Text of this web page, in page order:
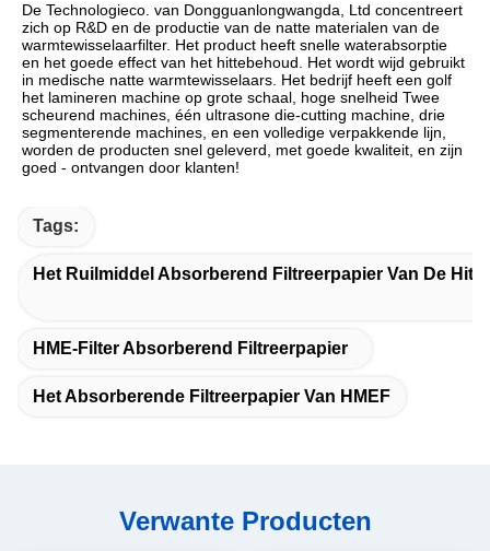
De Technologieco. van Dongguanlongwangda, Ltd concentreert
zich op R&D en de productie van de natte materialen van de
warmtewisselaarfilter. Het product heeft snelle waterabsorptie
en het goede effect van het hittebehoud. Het wordt wijd gebruikt
in medische natte warmtewisselaars. Het bedrijf heeft een golf
het lamineren machine op grote schaal, hoge snelheid Twee
scheurend machines, één ultrasone die-cutting machine, drie
segmenterende machines, en een volledige verpakkende lijn,
worden de producten snel geleverd, met goede kwaliteit, en zijn
goed - ontvangen door klanten!
Tags:
Het Ruilmiddel Absorberend Filtreerpapier Van De
HME-Filter Absorberend Filtreerpapier
Het Absorberende Filtreerpapier Van HMEF
Verwante Producten